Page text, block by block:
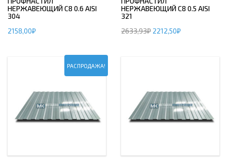
НЕРЖАВЕЮЩИЙ С8 0.6 AISI
304
2158,00₽
НЕРЖАВЕЮЩИЙ С8 0.5 AISI
321
2633,93₽ 2212,50₽
РАСПРОДАЖА!